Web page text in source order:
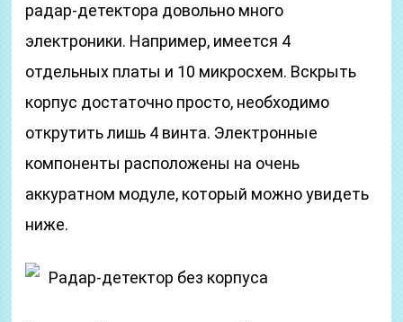
радар-детектора довольно много
электроники. Например, имеется 4
отдельных платы и 10 микросхем. Вскрыть
корпус достаточно просто, необходимо
открутить лишь 4 винта. Электронные
компоненты расположены на очень
аккуратном модуле, который можно увидеть
ниже.
Радар-детектор без корпуса